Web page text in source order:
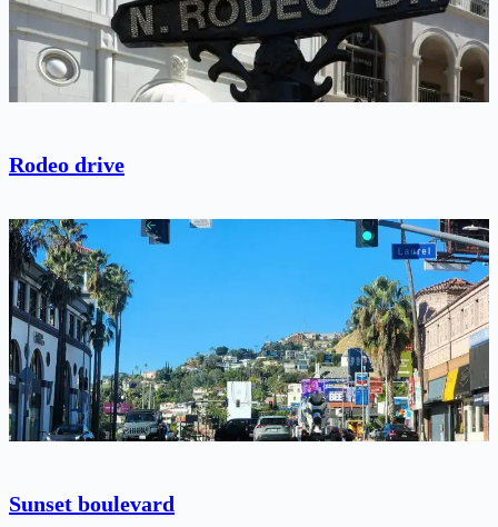
Rodeo drive
Sunset boulevard